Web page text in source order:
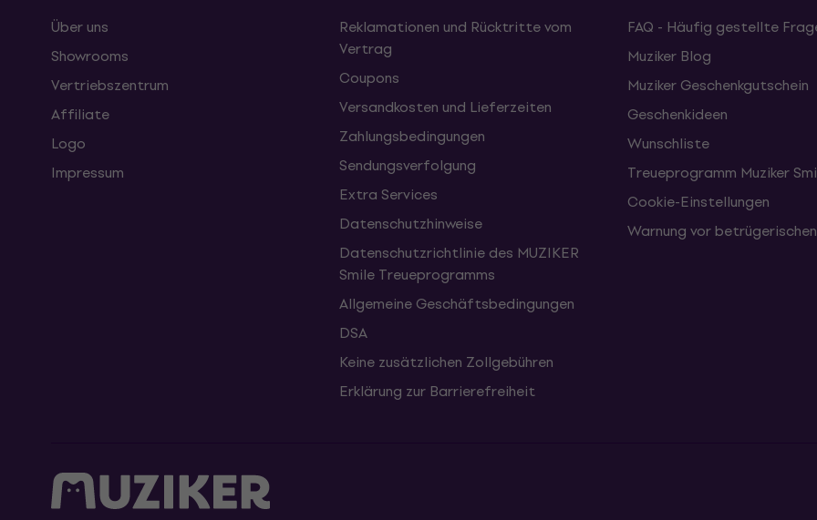
Über uns
Showrooms
Vertriebszentrum
Affiliate
Logo
Impressum
Reklamationen und Rücktritte vom
Vertrag
Coupons
Versandkosten und Lieferzeiten
Zahlungsbedingungen
Sendungsverfolgung
Extra Services
Datenschutzhinweise
Datenschutzrichtlinie des MUZIKER
Smile Treueprogramms
Allgemeine Geschäftsbedingungen
DSA
Keine zusätzlichen Zollgebühren
Erklärung zur Barrierefreiheit
FAQ - Häufig gestellte
Muziker Blog
Muziker Geschenkgutschein
Geschenkideen
Wunschliste
Treueprogramm Muziker
Cookie-Einstellungen
Warnung vor